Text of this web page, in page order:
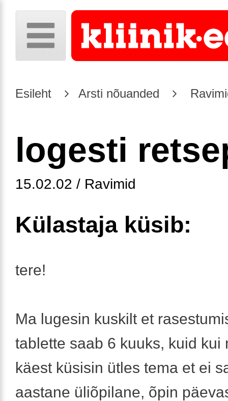
Esileht Arsti nõuanded
logesti
15.02.02 / Ravimid
Külastaja küsib:
tere!
Ma lugesin kuskilt et
tablette saab 6 kuuks, kuid kui
käest küsisin ütles tema et ei
aastane üliõpilane, õpin